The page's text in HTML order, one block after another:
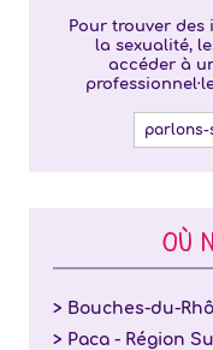
Pour trouver des
la sexualité,
accéder à
parlons-
OÙ
> Bouches-du-
> Paca - Région